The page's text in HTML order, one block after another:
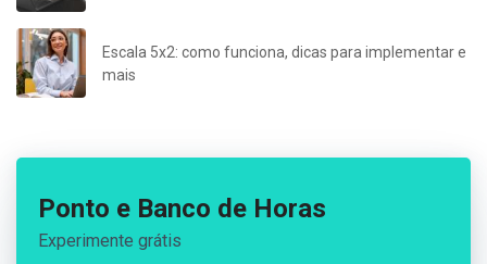
Escala 5x2: como funciona, dicas para implementar e
mais
Ponto e Banco de Horas
Experimente grátis